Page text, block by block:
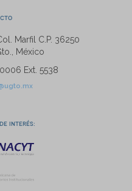
Marfil C.P. 36250
México
Ext. 5538
interés: